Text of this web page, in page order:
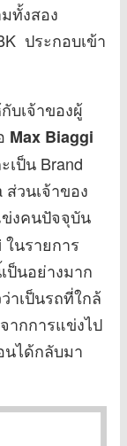
ทั้งสอง
ประกอบเข้า
บเจ้าของผู้
Max Biaggi
ป็น Brand
วนเจ้าของ
งคนปัจจุบัน
ในรายการ
ป็นอย่างมาก
าเป็นรถที่ใกล้
ากการแข่งไป
นได้กลับมา